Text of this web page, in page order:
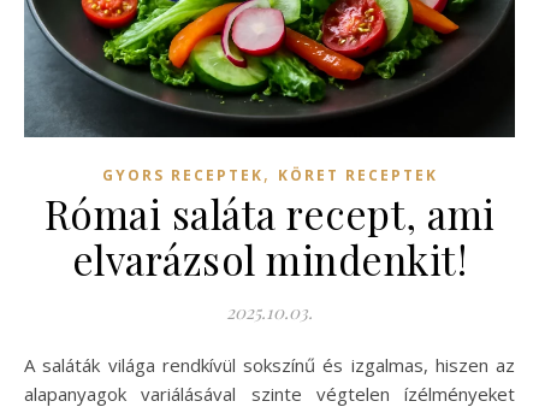
GYORS RECEPTEK, KÖRET RECEPTEK
Római saláta recept, ami
elvarázsol mindenkit!
2025.10.03.
A saláták világa rendkívül sokszínű és izgalmas, hiszen az
alapanyagok variálásával szinte végtelen ízélményeket